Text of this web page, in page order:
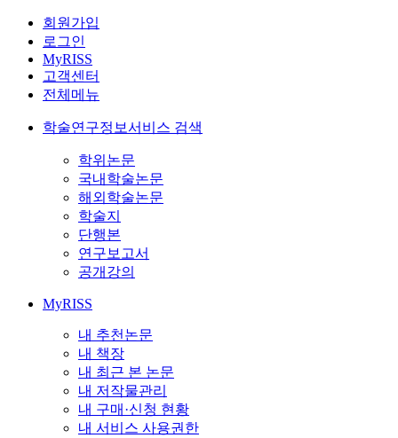
회원가입
로그인
MyRISS
고객센터
전체메뉴
학술연구정보서비스 검색
학위논문
국내학술논문
해외학술논문
학술지
단행본
연구보고서
공개강의
MyRISS
내 추천논문
내 책장
내 최근 본 논문
내 저작물관리
내 구매·신청 현황
내 서비스 사용권한